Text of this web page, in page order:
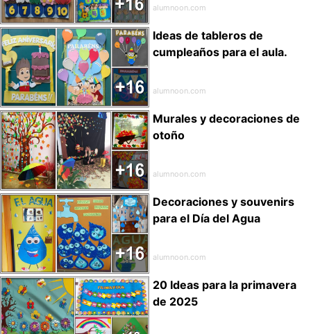
alumnoon.com
Ideas de tableros de
cumpleaños para el aula.
alumnoon.com
Murales y decoraciones de
otoño
alumnoon.com
Decoraciones y souvenirs
para el Día del Agua
alumnoon.com
20 Ideas para la primavera
de 2025